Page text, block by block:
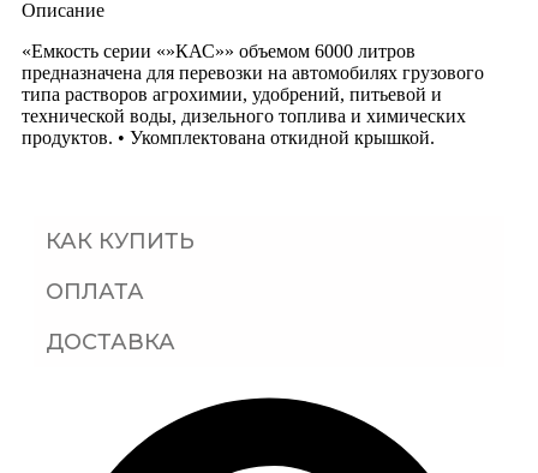
Описание
«Емкость серии «»КАС»» объемом 6000 литров
предназначена для перевозки на автомобилях грузового
типа растворов агрохимии, удобрений, питьевой и
технической воды, дизельного топлива и химических
продуктов. • Укомплектована откидной крышкой.
КАК КУПИТЬ
ОПЛАТА
ДОСТАВКА